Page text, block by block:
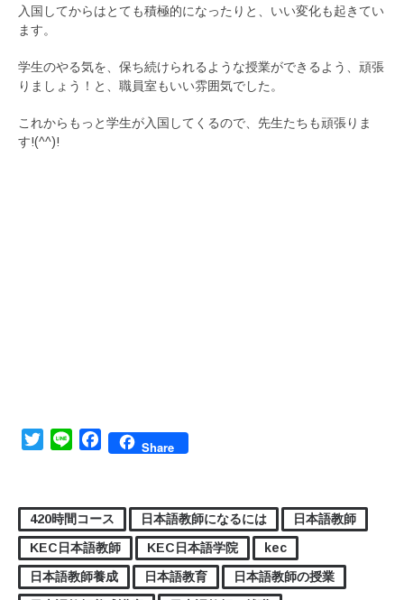
入国してからはとても積極的になったりと、いい変化も起きてい
ます。
学生のやる気を、保ち続けられるような授業ができるよう、頑張
りましょう！と、職員室もいい雰囲気でした。
これからもっと学生が入国してくるので、先生たちも頑張りま
す!(^^)!
TwitterLine FacebookShare
420時間コース 日本語教師になるには
日本語教師
KEC日本語教師
KEC日本語学院
kec
日本語教師養成
日本語教育
日本語教師の授業